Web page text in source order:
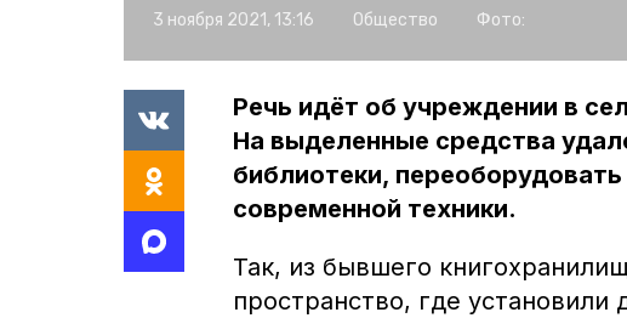
3 ноября 2021, 13:16 Общество Фото:
Речь идёт об учреждении в
На выделенные средства
библиотеки,
современной техники.
Так, из бывшего
пространство, где